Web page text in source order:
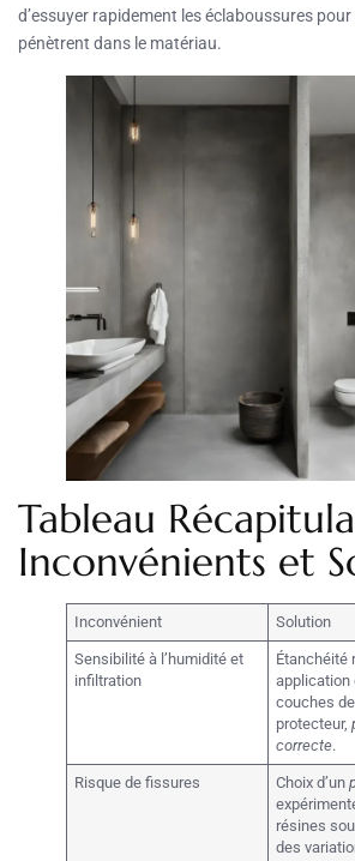
d’essuyer rapidement les éclaboussures pour
pénètrent dans le matériau.
Tableau
Inconvénients et
Inconvénient Solution
Sensibilité à l’humidité et
infiltration
Étanchéité
application
couches
protecteur,
correcte.
Risque de fissures Choix d’un
résines
des